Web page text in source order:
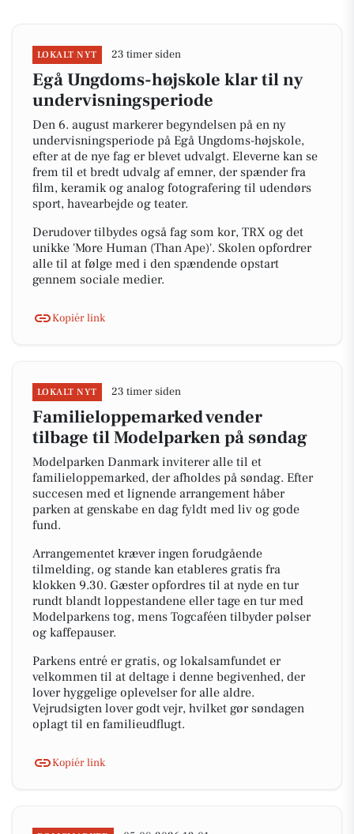
LOKALT NYT 23 timer siden
Egå Ungdoms-højskole klar til ny
undervisningsperiode
Den 6. august markerer begyndelsen på en ny
undervisningsperiode på Egå Ungdoms-højskole,
efter at de nye fag er blevet udvalgt. Eleverne kan se
frem til et bredt udvalg af emner, der spænder fra
film, keramik og analog fotografering til udendørs
sport, havearbejde og teater.
Derudover tilbydes også fag som kor, TRX og det
unikke 'More Human (Than Ape)'. Skolen opfordrer
alle til at følge med i den spændende opstart
gennem sociale medier.
Kopiér link
LOKALT NYT 23 timer siden
Familieloppemarked vender
tilbage til Modelparken på søndag
Modelparken Danmark inviterer alle til et
familieloppemarked, der afholdes på søndag. Efter
succesen med et lignende arrangement håber
parken at genskabe en dag fyldt med liv og gode
fund.
Arrangementet kræver ingen forudgående
tilmelding, og stande kan etableres gratis fra
klokken 9.30. Gæster opfordres til at nyde en tur
rundt blandt loppestandene eller tage en tur med
Modelparkens tog, mens Togcaféen tilbyder pølser
og kaffepauser.
Parkens entré er gratis, og lokalsamfundet er
velkommen til at deltage i denne begivenhed, der
lover hyggelige oplevelser for alle aldre.
Vejrudsigten lover godt vejr, hvilket gør søndagen
oplagt til en familieudflugt.
Kopiér link